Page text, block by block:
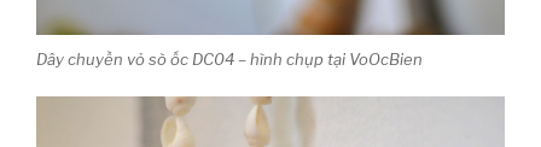
Dây chuyền vỏ sò ốc DC04 – hình chụp tại VoOcBien